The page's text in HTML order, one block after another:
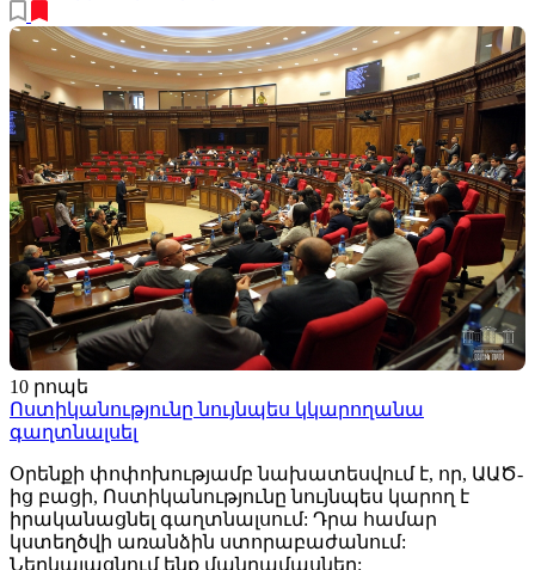
10 րոպե
Ոստիկանությունը նույնպես կկարողանա
գաղտնալսել
Օրենքի փոփոխությամբ նախատեսվում է, որ, ԱԱԾ-
ից բացի, Ոստիկանությունը նույնպես կարող է
իրականացնել գաղտնալսում: Դրա համար
կստեղծվի առանձին ստորաբաժանում:
Ներկայացնում ենք մանրամասներ: